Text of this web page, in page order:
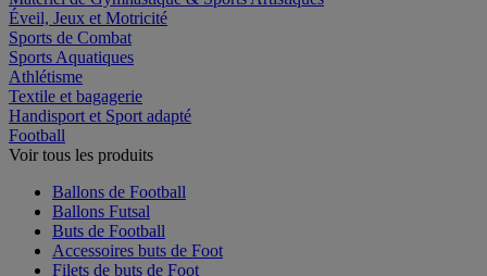
Éveil, Jeux et Motricité
Sports de Combat
Sports Aquatiques
Athlétisme
Textile et bagagerie
Handisport et Sport adapté
Football
Voir tous les produits
Ballons de Football
Ballons Futsal
Buts de Football
Accessoires buts de Foot
Filets de buts de Foot